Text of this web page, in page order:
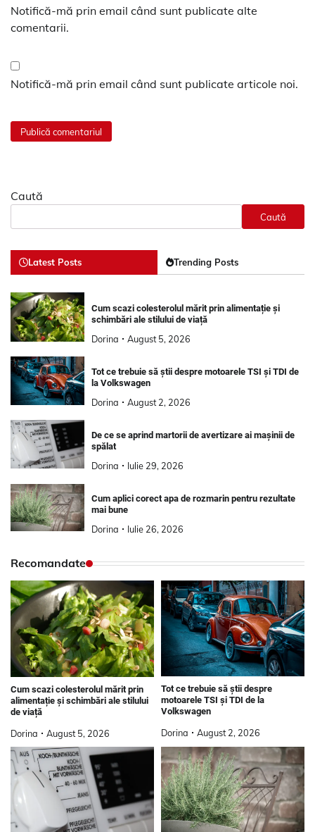
Notifică-mă prin email când sunt publicate alte
comentarii.
Notifică-mă prin email când sunt publicate articole noi.
Caută
Caută
Latest Posts Trending Posts
Cum scazi colesterolul mărit prin alimentație și
schimbări ale stilului de viață
Dorina August 5, 2026
Tot ce trebuie să știi despre motoarele TSI și TDI de
la Volkswagen
Dorina August 2, 2026
De ce se aprind martorii de avertizare ai mașinii de
spălat
Dorina Iulie 29, 2026
Cum aplici corect apa de rozmarin pentru rezultate
mai bune
Dorina Iulie 26, 2026
Recomandate
Cum scazi colesterolul mărit prin
alimentație și schimbări ale stilului
de viață
Dorina August 5, 2026
Tot ce trebuie să știi despre
motoarele TSI și TDI de la
Volkswagen
Dorina August 2, 2026